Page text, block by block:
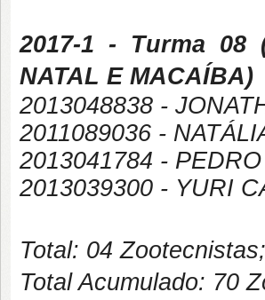
2017-1 - Turma 08
NATAL E MACAÍBA)
2013048838 -
2011089036 -
2013041784 -
2013039300 - YURI
Total: 04 Zootecnistas;
Total Acumulado: 70